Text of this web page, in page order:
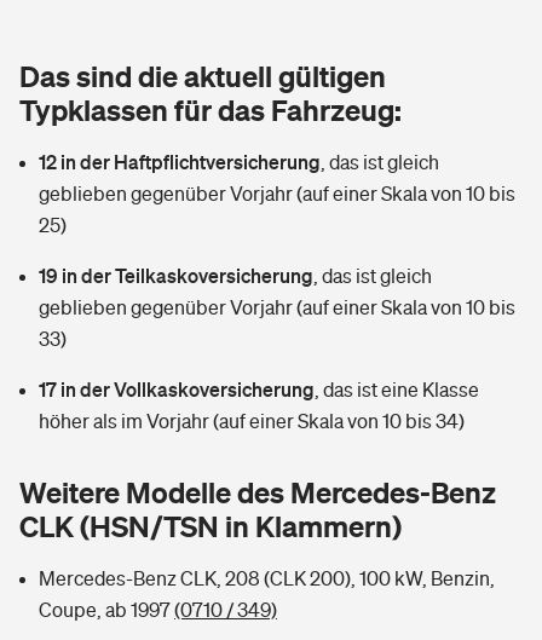
Rentenrechner: Wie viel Geld bekomme ich im Alter?
Wer versichert was: Jetzt Versicherer finden
Sie haben Fragen?
Vermieterrrechtsschutz
Mietkautionsversicherung
Restkreditversicherung
Zur Übersicht
Wer versichert was: Jetzt Versicherer finden
Sie haben Fragen?
Kinderunfall­ver­si­che­rung
Reiseversicherung
Handyversicherung
Musikinstrumentenversicherung
Zur Übersicht
Tierkrankenversicherung
Zur Übersicht
Wer versichert was: Jetzt Versicherer finden
Sie haben Fragen?
Das sind die aktuell gültigen
Typklassen für das Fahrzeug:
12 in der Haftpflichtversicherung das ist gleich
geblieben gegenüber Vorjahr (auf einer Skala von 10 bis
25)
19 in der Teilkaskoversicherung das ist gleich
geblieben gegenüber Vorjahr (auf einer Skala von 10 bis
33)
17 in der Vollkaskoversicherung das ist eine Klasse
höher als im Vorjahr (auf einer Skala von 10 bis 34)
Weitere Modelle des Mercedes-Benz
CLK (HSN/TSN in Klammern)
Mercedes-Benz CLK, 208 (CLK 200), 100 kW, Benzin,
Coupe, ab 1997(0710 / 349)